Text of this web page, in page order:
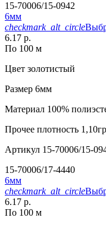
15-70006/15-0942
6мм
checkmark_alt_circle
6.17 р.
По 100 м
Цвет золотистый
Размер 6мм
Материал 100%
Прочее плотность
Артикул 15-70006/15-
15-70006/17-4440
6мм
checkmark_alt_circle
6.17 р.
По 100 м